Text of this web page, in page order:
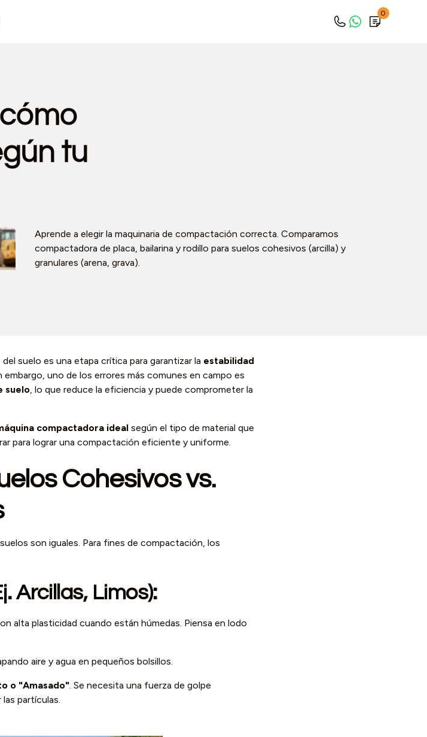
0
tu
Aprende a elegir la maquinaria de compactación correcta. Comparamos
compactadora de placa, bailarina y rodillo para suelos cohesivos (arcilla) y
granulares (arena, grava).
suelo es una etapa crítica para garantizar la estabilidad
embargo, uno de los errores más comunes en campo es
suelo, lo que reduce la eficiencia y puede comprometer la
compactadora ideal según el tipo de material que
para lograr una compactación eficiente y uniforme.
Cohesivos vs.
son iguales. Para fines de compactación, los
Arcillas, Limos):
alta plasticidad cuando están húmedas. Piensa en lodo
aire y agua en pequeños bolsillos.
o "Amasado". Se necesita una fuerza de golpe
partículas.